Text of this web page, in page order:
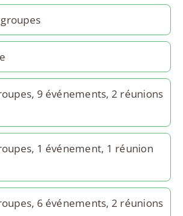
9 événements, 2 réunions
1 événement, 1 réunion
6 événements, 2 réunions